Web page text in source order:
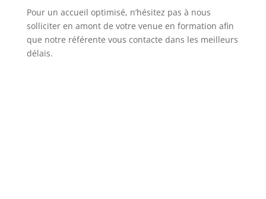
Pour un accueil optimisé, n’hésitez pas à nous
solliciter en amont de votre venue en formation afin
que notre référente vous contacte dans les meilleurs
délais.